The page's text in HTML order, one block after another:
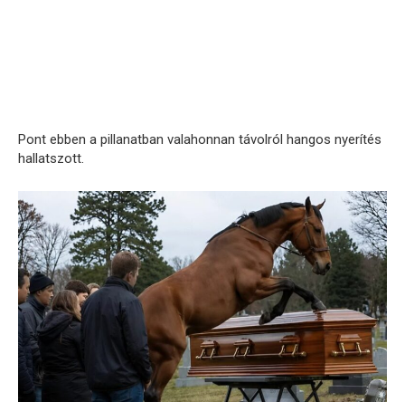
Pont ebben a pillanatban valahonnan távolról hangos nyerítés
hallatszott.